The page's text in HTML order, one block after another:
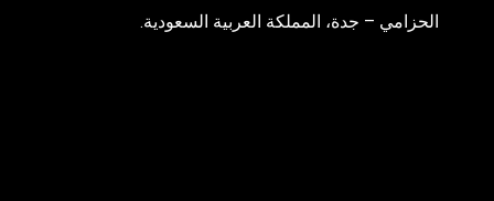
الحزامي – جدة، المملكة العربية السعودية.